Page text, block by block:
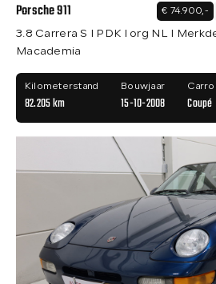
Porsche 911 € 74.900,-
3.8 Carrera S I PDK I org NL I
Macademia
Kilometerstand
82.205 km
Bouwjaar
15-10-2008 Coupé